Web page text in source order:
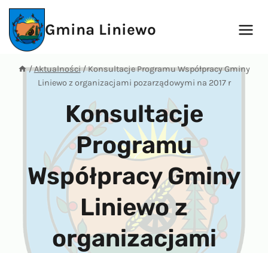
Przejdź
treści
Gmina Liniewo
/Aktualności/Konsultacje Programu Współpracy Gminy
Liniewo z organizacjami pozarządowymi na 2017 r
Konsultacje
Programu
Współpracy Gminy
Liniewo z
organizacjami